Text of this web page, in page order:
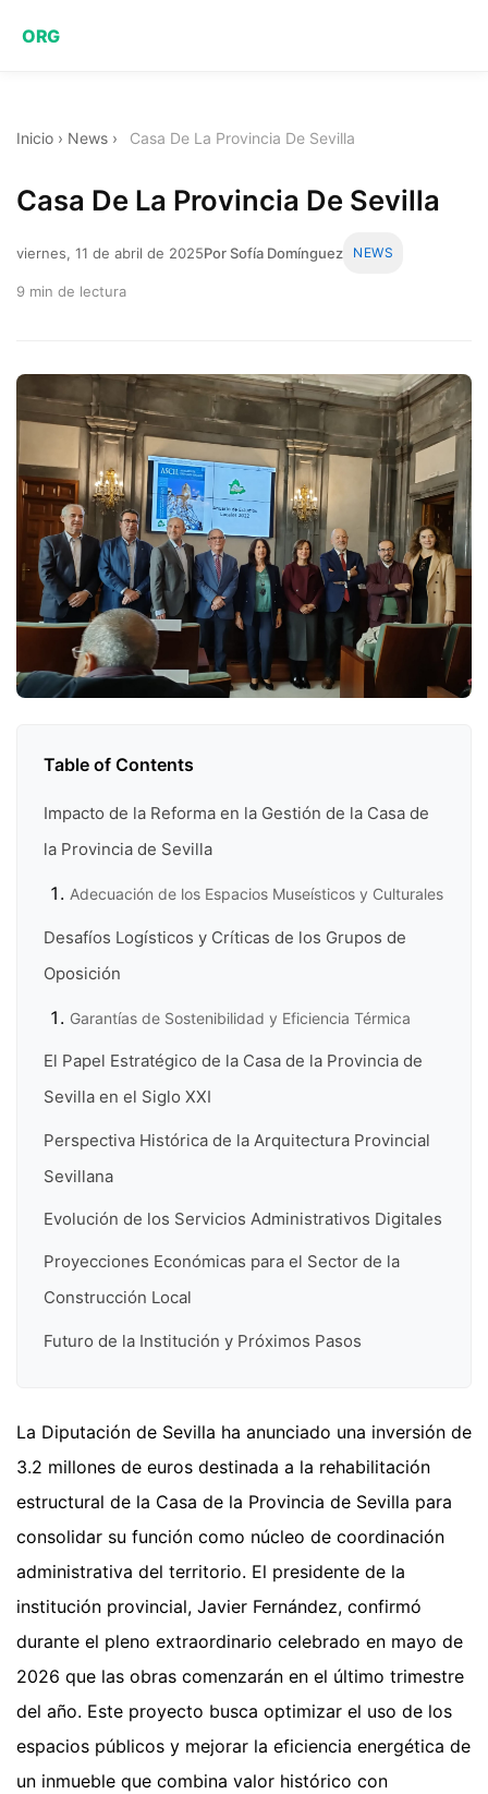
ORG
Inicio › News › Casa De La Provincia De Sevilla
Casa De La Provincia De Sevilla
viernes, 11 de abril de 2025Por Sofía Domínguez NEWS
9 min de lectura
Table of Contents
Impacto de la Reforma en la Gestión de la Casa de
la Provincia de Sevilla
Adecuación de los Espacios Museísticos y Culturales
Desafíos Logísticos y Críticas de los Grupos de
Oposición
Garantías de Sostenibilidad y Eficiencia Térmica
El Papel Estratégico de la Casa de la Provincia de
Sevilla en el Siglo XXI
Perspectiva Histórica de la Arquitectura Provincial
Sevillana
Evolución de los Servicios Administrativos Digitales
Proyecciones Económicas para el Sector de la
Construcción Local
Futuro de la Institución y Próximos Pasos
La Diputación de Sevilla ha anunciado una inversión de
3.2 millones de euros destinada a la rehabilitación
estructural de la Casa de la Provincia de Sevilla para
consolidar su función como núcleo de coordinación
administrativa del territorio. El presidente de la
institución provincial, Javier Fernández, confirmó
durante el pleno extraordinario celebrado en mayo de
2026 que las obras comenzarán en el último trimestre
del año. Este proyecto busca optimizar el uso de los
espacios públicos y mejorar la eficiencia energética de
un inmueble que combina valor histórico con